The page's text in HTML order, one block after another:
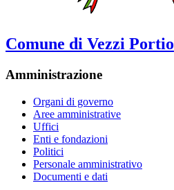
Comune di Vezzi Portio
Amministrazione
Organi di governo
Aree amministrative
Uffici
Enti e fondazioni
Politici
Personale amministrativo
Documenti e dati